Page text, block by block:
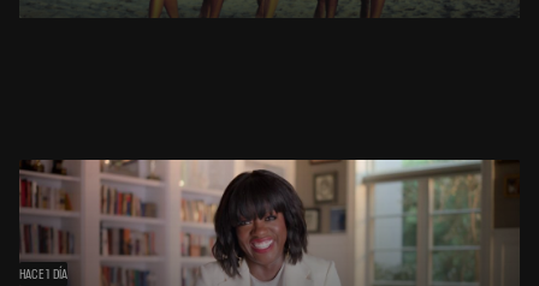
HACE 1 DÍA